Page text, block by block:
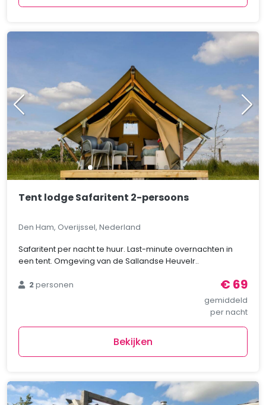
Tent lodge Safaritent 2-persoons
Den Ham, Overijssel, Nederland
Safaritent per nacht te huur. Last-minute overnachten in
een tent. Omgeving van de Sallandse Heuvelr..
2personen € 69
gemiddeld
per nacht
Bekijken